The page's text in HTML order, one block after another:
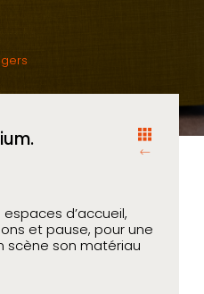
d’accueil,
et pause, pour une
scène son matériau